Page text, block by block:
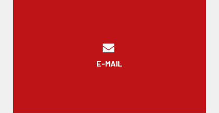
E-MAIL